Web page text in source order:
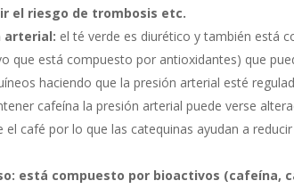
el riesgo de trombosis etc.
arterial: el té verde es diurético y también está
que está compuesto por antioxidantes) que
haciendo que la presión arterial esté
cafeína la presión arterial puede verse
café por lo que las catequinas ayudan a
está compuesto por bioactivos (cafeína,